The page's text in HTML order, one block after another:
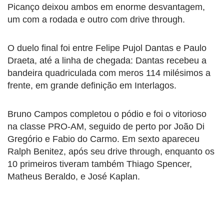
Picanço deixou ambos em enorme desvantagem,
um com a rodada e outro com drive through.
O duelo final foi entre Felipe Pujol Dantas e Paulo
Draeta, até a linha de chegada: Dantas recebeu a
bandeira quadriculada com meros 114 milésimos a
frente, em grande definição em Interlagos.
Bruno Campos completou o pódio e foi o vitorioso
na classe PRO-AM, seguido de perto por João Di
Gregório e Fabio do Carmo. Em sexto apareceu
Ralph Benitez, após seu drive through, enquanto os
10 primeiros tiveram também Thiago Spencer,
Matheus Beraldo, e José Kaplan.